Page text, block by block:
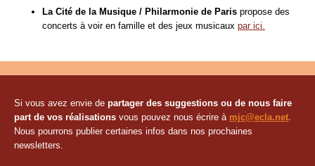
La Cité de la Musique / Philarmonie de Paris propose des
concerts à voir en famille et des jeux musicaux par ici.
Si vous avez envie de partager des suggestions ou de nous faire
part de vos réalisations vous pouvez nous écrire à mjc@ecla.net.
Nous pourrons publier certaines infos dans nos prochaines
newsletters.